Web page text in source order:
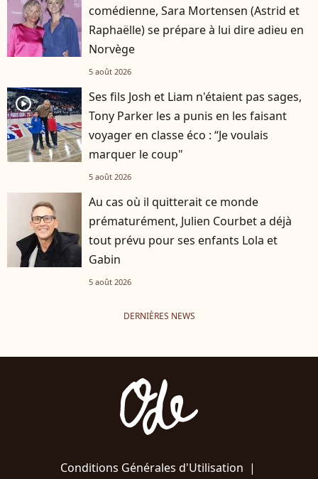
comédienne, Sara Mortensen (Astrid et
Raphaëlle) se prépare à lui dire adieu en
Norvège
5 août 2026
player2
Ses fils Josh et Liam n'étaient pas sages,
Tony Parker les a punis en les faisant
voyager en classe éco : “Je voulais
marquer le coup"
5 août 2026
Au cas où il quitterait ce monde
prématurément, Julien Courbet a déjà
tout prévu pour ses enfants Lola et
Gabin
5 août 2026
DERNIÈRES NEWS
Conditions Générales d'Utilisation |